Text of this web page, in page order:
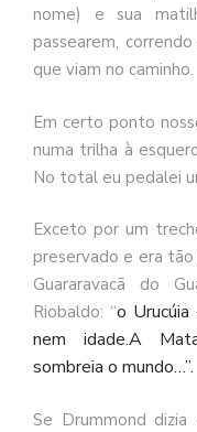
nome) e sua
passearem,
que viam no caminho.
Em certo ponto
numa trilha à
No total eu pedalei
Exceto por um
preservado e era
Guararavacã do
Riobaldo: “o Urucúia
nem
idade.A
sombreia o mundo…”.
Se Drummond dizia